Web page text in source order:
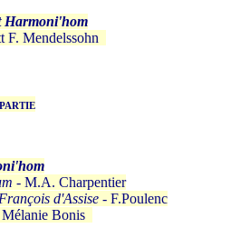
Harmoni'hom
F. Mendelssohn
partie
- M.A. Charpentier
d'Assise - F.Poulenc
Bonis